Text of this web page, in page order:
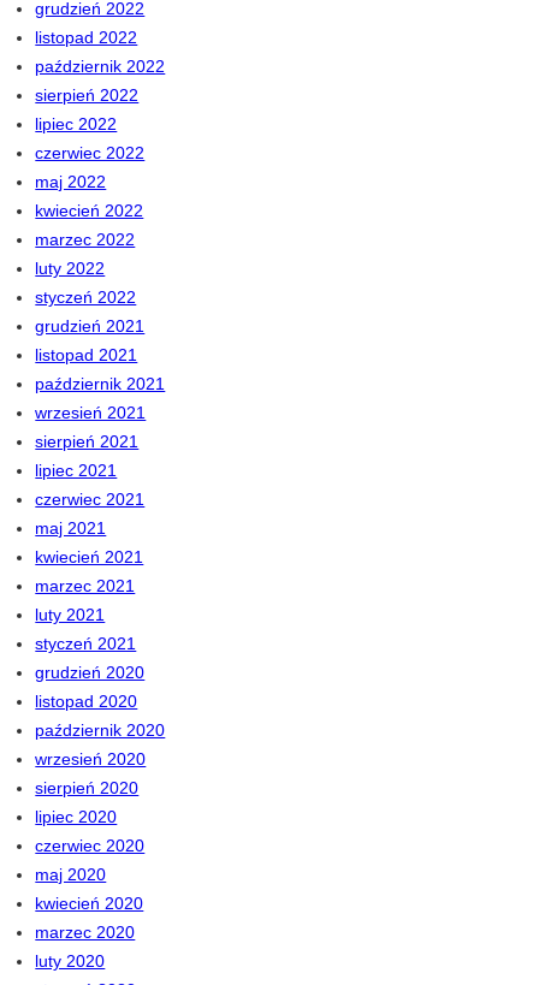
grudzień 2022
listopad 2022
październik 2022
sierpień 2022
lipiec 2022
czerwiec 2022
maj 2022
kwiecień 2022
marzec 2022
luty 2022
styczeń 2022
grudzień 2021
listopad 2021
październik 2021
wrzesień 2021
sierpień 2021
lipiec 2021
czerwiec 2021
maj 2021
kwiecień 2021
marzec 2021
luty 2021
styczeń 2021
grudzień 2020
listopad 2020
październik 2020
wrzesień 2020
sierpień 2020
lipiec 2020
czerwiec 2020
maj 2020
kwiecień 2020
marzec 2020
luty 2020